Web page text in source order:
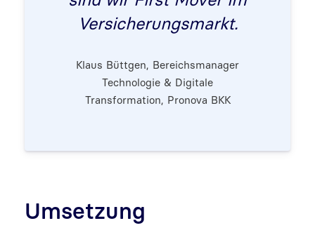
Versicherungsmarkt.
Klaus Büttgen, Bereichsmanager
Technologie & Digitale
Transformation, Pronova BKK
Umsetzung